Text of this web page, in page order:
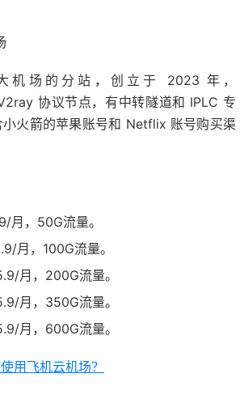
机场的分站，创立于 2023 年，
协议节点，有中转隧道和 IPLC 专
火箭的苹果账号和 Netflix 账号购买渠
月，50G流量。
月，100G流量。
月，200G流量。
月，350G流量。
月，600G流量。
用飞机云机场？